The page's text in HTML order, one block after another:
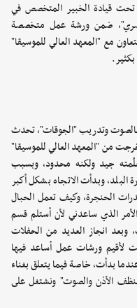
قيادة الخبير المتخصص في
ضمن ورشة عمل متخصصة
مع "المعهد العالي للموسيقا"
وتدريب "الجوقات"، تحدث
من "المعهد العالي للموسيقا"
تعلّمته جيد ولكنه محدود، وبسبب
البلد، وبدأت الاتجاه بشكل أكبر
الحنجرة، وكيف تعمل الحبال
الذي ساعدني لأن أستلم قسم
وبعد انجاز العديد من الحفلات
لأقيم ورشات عمل أساعد فيها
بدأت، خاصة فيما يتعلق بغناء
الأذن والصوت" ونشتغل على